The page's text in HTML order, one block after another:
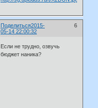
Поделиться 6
2015-
05-14 22:00:32
Если не трудно, озвучь
бюджет наника?